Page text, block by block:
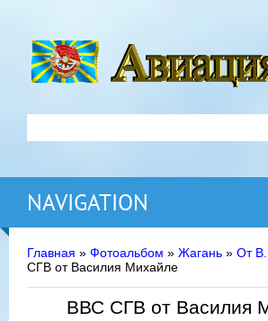
NAVIGATION
Главная » Фотоальбом » Жагань » От
СГВ от Василия Михайле
ВВС СГВ от Василия